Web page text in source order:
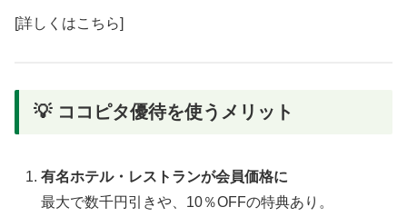
[詳しくはこちら]
💡 ココピタ優待を使うメリット
有名ホテル・レストランが会員価格に
最大で数千円引きや、10％OFFの特典あり。